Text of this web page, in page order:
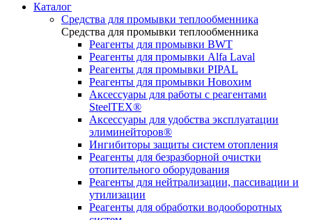
Каталог
Средства для промывки теплообменника
Средства для промывки теплообменника
Реагенты для промывки BWT
Реагенты для промывки Alfa Laval
Реагенты для промывки PIPAL
Реагенты для промывки Новохим
Аксессуары для работы с реагентами
SteelTEX®
Аксессуары для удобства эксплуатации
элиминейторов®
Ингибиторы защиты систем отопления
Реагенты для безразборной очистки
отопительного оборудования
Реагенты для нейтрализации, пассивации и
утилизации
Реагенты для обработки водооборотных